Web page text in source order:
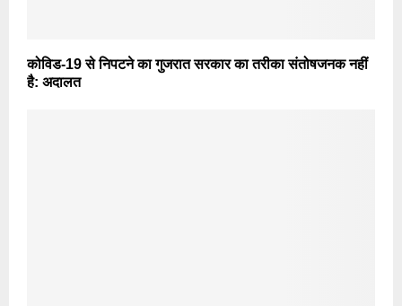
कोविड-19 से निपटने का गुजरात सरकार का तरीका संतोषजनक नहीं
है: अदालत